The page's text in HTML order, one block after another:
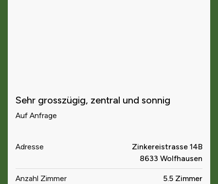
Sehr grosszügig, zentral und sonnig
Auf Anfrage
Adresse
Zinkereistrasse 14B
8633 Wolfhausen
Anzahl Zimmer 5.5 Zimmer